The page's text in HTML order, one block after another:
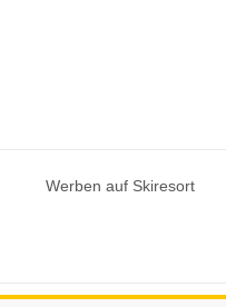
Werben auf Skiresort